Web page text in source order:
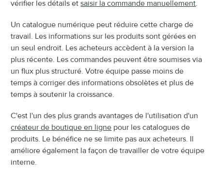
vérifier les détails et saisir la commande manuellement.
Un catalogue numérique peut réduire cette charge de
travail. Les informations sur les produits sont gérées en
un seul endroit. Les acheteurs accèdent à la version la
plus récente. Les commandes peuvent être soumises via
un flux plus structuré. Votre équipe passe moins de
temps à corriger des informations obsolètes et plus de
temps à soutenir la croissance.
créateur de boutique en ligne pour les catalogues de
produits. Le bénéfice ne se limite pas aux acheteurs. Il
améliore également la façon de travailler de votre équipe
interne.